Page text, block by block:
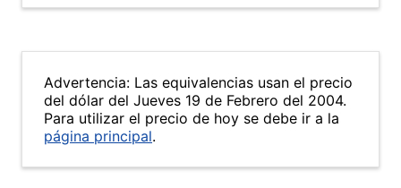
Advertencia: Las equivalencias usan el precio
del dólar del Jueves 19 de Febrero del 2004.
Para utilizar el precio de hoy se debe ir a la
página principal.